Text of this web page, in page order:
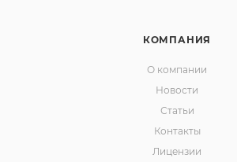
КОМПАНИЯ
О компании
Новости
Статьи
Контакты
Лицензии